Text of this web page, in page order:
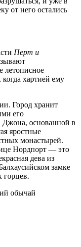
от него остались
Перт и
летописное
хартией ему
Город хранит
его
основанной в
яростные
монастырей.
Нордпорт — это
дева из
замке
горцев.
обычай